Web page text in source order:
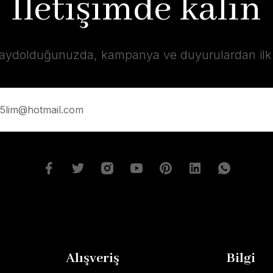
İletişimde kalın
kampanya ve duyurulardan
Alışveriş Bilgi